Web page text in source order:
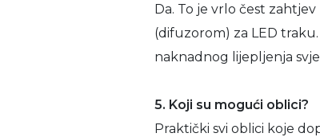
Da. To je vrlo čest
(difuzorom) za LED
naknadnog lijepljenja
5. Koji su mogući oblici?
Praktički svi oblici koje